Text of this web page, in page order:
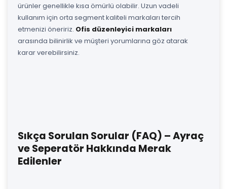
ürünler genellikle kısa ömürlü olabilir. Uzun vadeli
kullanım için orta segment kaliteli markaları tercih
etmenizi öneririz. Ofis düzenleyici markaları
arasında bilinirlik ve müşteri yorumlarına göz atarak
karar verebilirsiniz.
Sıkça Sorulan Sorular (FAQ) – Ayraç
ve Seperatör Hakkında Merak
Edilenler